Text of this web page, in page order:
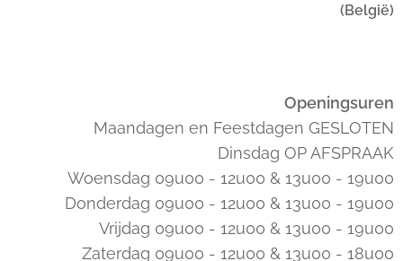
(België)
Openingsuren
Maandagen en Feestdagen GESLOTEN
Dinsdag OP AFSPRAAK
Woensdag 09u00 - 12u00 & 13u00 - 19u00
Donderdag 09u00 - 12u00 & 13u00 - 19u00
Vrijdag 09u00 - 12u00 & 13u00 - 19u00
Zaterdag 09u00 - 12u00 & 13u00 - 18u00